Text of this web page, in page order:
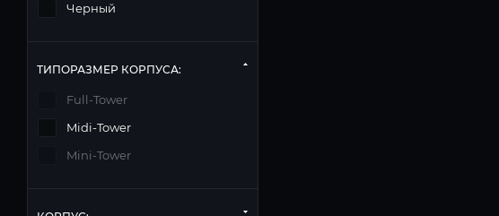
Черный
ТИПОРАЗМЕР КОРПУСА:
Full-Tower
Midi-Tower
Mini-Tower